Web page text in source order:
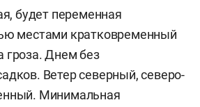
будет переменная
местами кратковременный
Днем без
Ветер северный, северо-
Минимальная